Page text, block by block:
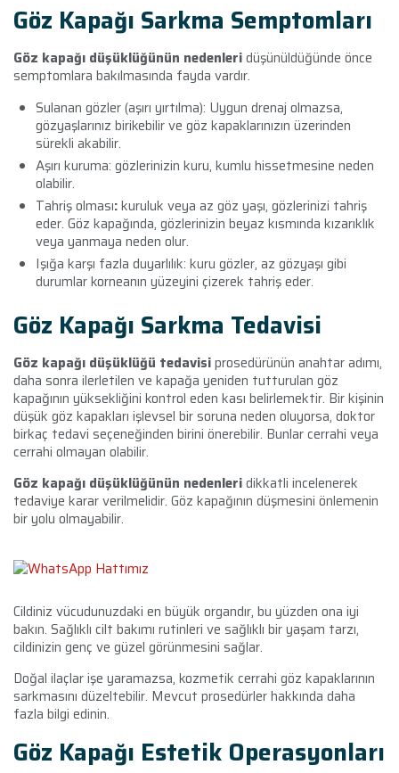
Göz Kapağı Sarkma Semptomları
Göz kapağı düşüklüğünün nedenleridüşünüldüğünde önce
semptomlara bakılmasında fayda vardır.
Sulanan gözler (aşırı yırtılma): Uygun drenaj olmazsa,
gözyaşlarınız birikebilir ve göz kapaklarınızın üzerinden
sürekli akabilir.
Aşırı kuruma: gözlerinizin kuru, kumlu hissetmesine neden
olabilir.
Tahriş olması:kuruluk veya az göz yaşı, gözlerinizi tahriş
eder. Göz kapağında, gözlerinizin beyaz kısmında kızarıklık
veya yanmaya neden olur.
Işığa karşı fazla duyarlılık: kuru gözler, az gözyaşı gibi
durumlar korneanın yüzeyini çizerek tahriş eder.
Göz Kapağı Sarkma Tedavisi
Göz kapağı düşüklüğü tedavisiprosedürünün anahtar adımı,
daha sonra ilerletilen ve kapağa yeniden tutturulan göz
kapağının yüksekliğini kontrol eden kası belirlemektir. Bir kişinin
düşük göz kapakları işlevsel bir soruna neden oluyorsa, doktor
birkaç tedavi seçeneğinden birini önerebilir. Bunlar cerrahi veya
cerrahi olmayan olabilir.
Göz kapağı düşüklüğünün nedenleridikkatli incelenerek
tedaviye karar verilmelidir. Göz kapağının düşmesini önlemenin
bir yolu olmayabilir.
Cildiniz vücudunuzdaki en büyük organdır, bu yüzden ona iyi
bakın. Sağlıklı cilt bakımı rutinleri ve sağlıklı bir yaşam tarzı,
cildinizin genç ve güzel görünmesini sağlar.
Doğal ilaçlar işe yaramazsa, kozmetik cerrahi göz kapaklarının
sarkmasını düzeltebilir. Mevcut prosedürler hakkında daha
fazla bilgi edinin.
Göz Kapağı Estetik Operasyonları